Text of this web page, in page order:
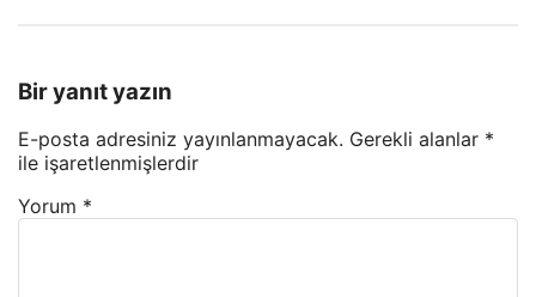
Bir yanıt yazın
E-posta adresiniz yayınlanmayacak. Gerekli alanlar *
ile işaretlenmişlerdir
Yorum *